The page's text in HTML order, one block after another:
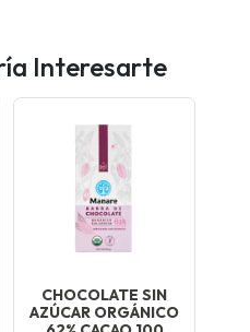
Interesarte
CHOCOLATE SIN
AZÚCAR ORGÁNICO